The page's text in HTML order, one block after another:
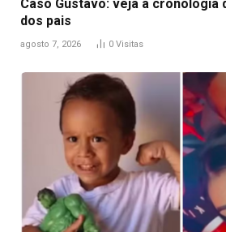
Caso Gustavo: veja a cronologia
dos pais
agosto 7, 2026 0 Visitas